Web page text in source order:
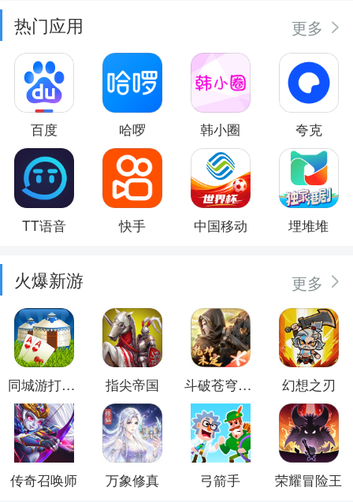
热门应用 更多
百度 哈啰 韩小圈 夸克
TT语音 快手 中国移动 埋堆堆
火爆新游 更多
同城游打大尖 指尖帝国 斗破苍穹：异火重燃 幻想之刃
传奇召唤师 万象修真 弓箭手 荣耀冒险王